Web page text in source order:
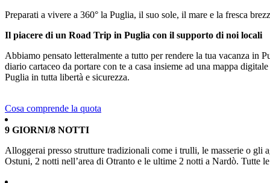
Preparati a vivere a 360° la Puglia, il suo sole, il mare e la fresca
Il piacere di un Road Trip in Puglia con il supporto di noi locali
Abbiamo pensato letteralmente a tutto per rendere la tua vacanza in
diario cartaceo da portare con te a casa insieme ad una mappa
Puglia in tutta libertà e sicurezza.
Cosa comprende la quota
9 GIORNI/8 NOTTI
Alloggerai presso strutture tradizionali come i trulli, le masserie o gli
Ostuni, 2 notti nell’area di Otranto e le ultime 2 notti a Nardò. Tutte